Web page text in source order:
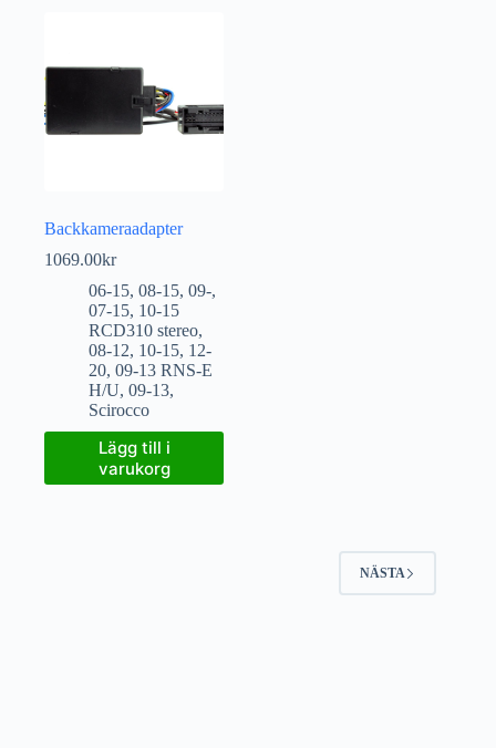
Backkameraadapter
1069.00kr
06-15, 08-15, 09-,
07-15, 10-15
RCD310 stereo,
08-12, 10-15, 12-
20, 09-13 RNS-E
H/U, 09-13,
Scirocco
Lägg till i
varukorg
NÄSTA